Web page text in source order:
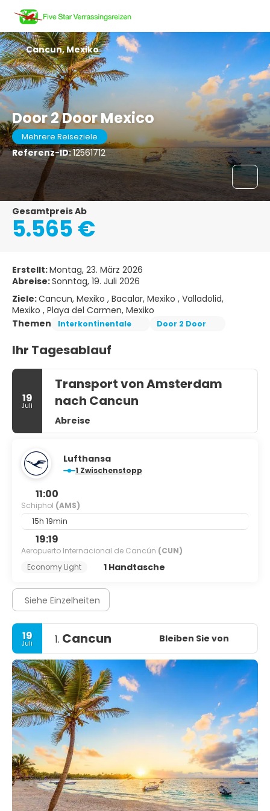
Door 2 Door Mexico
Mehrere Reiseziele
Referenz-ID:12561712
Cancun, Mexiko
Gesamtpreis Ab
5.565 €
Erstellt:Montag, 23. März 2026
Abreise:Sonntag, 19. Juli 2026
Ziele:Cancun, Mexiko , Bacalar, Mexiko , Valladolid,
Mexiko , Playa del Carmen, Mexiko
Themen
Interkontinentale Door 2 Door
Ihr Tagesablauf
19
Juli
Transport von Amsterdam
nach Cancun
Abreise
Lufthansa
1 Zwischenstopp
11:00
Schiphol (AMS)
15h 19min
19:19
Aeropuerto Internacional de Cancún (CUN)
Economy Light
1 Handtasche
Siehe Einzelheiten
19
Juli 1. Cancun Bleiben Sie von